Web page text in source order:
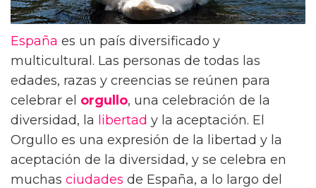
España es un país diversificado y
multicultural. Las personas de todas las
edades, razas y creencias se reúnen para
celebrar el orgullo, una celebración de la
diversidad, la libertad y la aceptación. El
Orgullo es una expresión de la libertad y la
aceptación de la diversidad, y se celebra en
muchas ciudades de España, a lo largo del